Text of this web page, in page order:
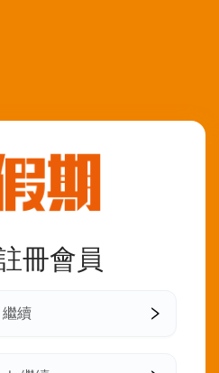
冊會員
續